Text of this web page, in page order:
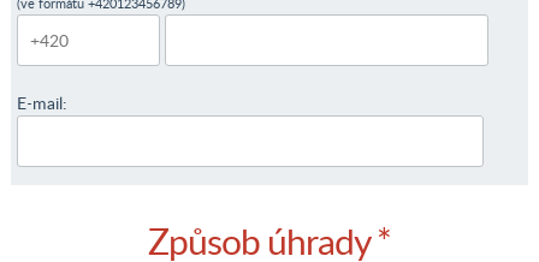
E-mail:
Způsob úhrady *